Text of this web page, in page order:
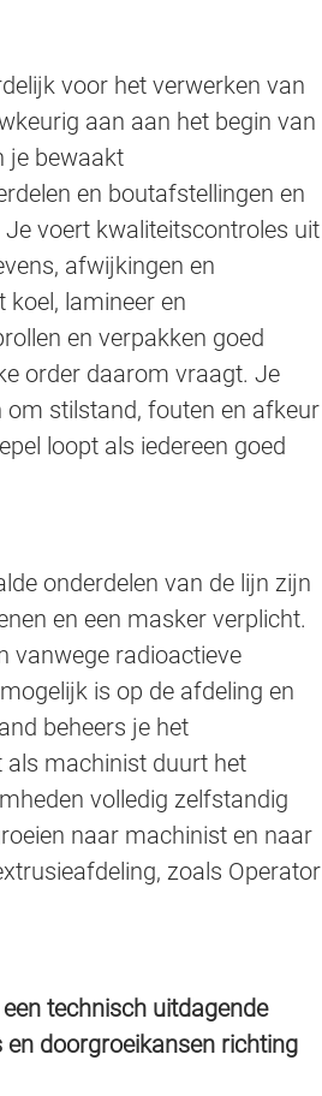
voor het verwerken van
aan aan het begin van
je bewaakt
en boutafstellingen en
voert kwaliteitscontroles uit
afwijkingen en
lamineer en
en verpakken goed
order daarom vraagt. Je
om stilstand, fouten en afkeur
loopt als iedereen goed
onderdelen van de lijn zijn
en een masker verplicht.
vanwege radioactieve
is op de afdeling en
beheers je het
machinist duurt het
volledig zelfstandig
naar machinist en naar
zoals Operator
technisch uitdagende
doorgroeikansen richting